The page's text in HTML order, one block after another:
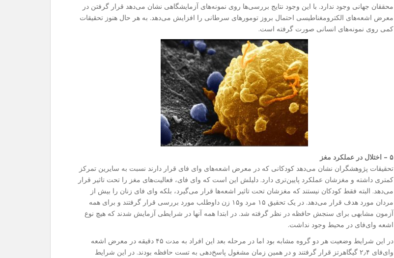
محققان جهانی وجود ندارد. با این وجود نتایج بررسی‌ها روی نمونه‌های آزمایشگاهی نشان می‌دهد قرار گرفتن در
معرض اشعه‌های الکترومغناطیسی احتمال بروز تومور‌های سرطانی را افزایش می‌دهد. به هر حال هنوز تحقیقات
کمی روی نمونه‌های انسانی صورت گرفته است.
۵ – اختلال در عملکرد مغز
تحقیقات پژوهشگران نشان می‌دهد کودکانی که در معرض اشعه‌های وای فای قرار دارند نسبت به سایرین تمرکز
کمتری داشته و مغزشان عملکرد پایین‌تری دارد. دلیلش این است که وای فای، فعالیت‌های مغز را تحت تاثیر قرار
می‌دهد. البته فقط کودکان نیستند که مغزشان تحت تاثیر اشعه‌ها قرار می‌گیرد، بلکه وای فای زنان را بیش از
مردان مورد هدف قرار می‌دهد. در یک تحقیق ۱۵ مرد و۱۵ زن داوطلب مورد بررسی قرار گرفتند و برای همه
آزمون مشابهی برای سنجش حافظه در نظر گرفته شد. در ابتدا همه آنها در شرایطی آزمایش شدند که هیچ نوع
اشعه وای‌فای در محیط وجود نداشت.
در این شرایط وضعیت هر دو گروه مشابه بود اما در مرحله بعد این افراد به مدت ۴۵ دقیقه در معرض اشعه
وای‌فای ۲٫۴ گیگاهرتز قرار گرفتند و در همین زمان مشغول پاسخ‌دهی به تست حافظه بودند. در این شرایط